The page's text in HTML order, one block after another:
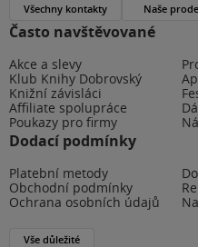
Často navštěvované
Akce a slevy
Klub Knihy Dobrovský
Knižní závisláci
Affiliate spolupráce
Poukazy pro firmy
Dodací podmínky
Platební metody
Obchodní podmínky
Ochrana osobních údajů
Vše důležité
Všechny kontakty Naše